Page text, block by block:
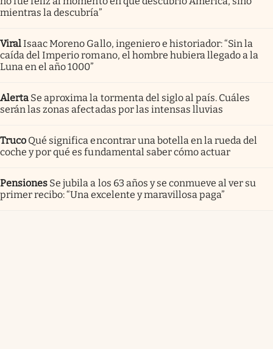
mientras la descubría”
ViralIsaac Moreno Gallo, ingeniero e historiador: “Sin la
caída del Imperio romano, el hombre hubiera llegado a la
Luna en el año 1000”
Alerta Se aproxima la tormenta del siglo al país. Cuáles
serán las zonas afectadas por las intensas lluvias
Truco Qué significa encontrar una botella en la rueda del
coche y por qué es fundamental saber cómo actuar
Pensiones Se jubila a los 63 años y se conmueve al ver su
primer recibo: “Una excelente y maravillosa paga”